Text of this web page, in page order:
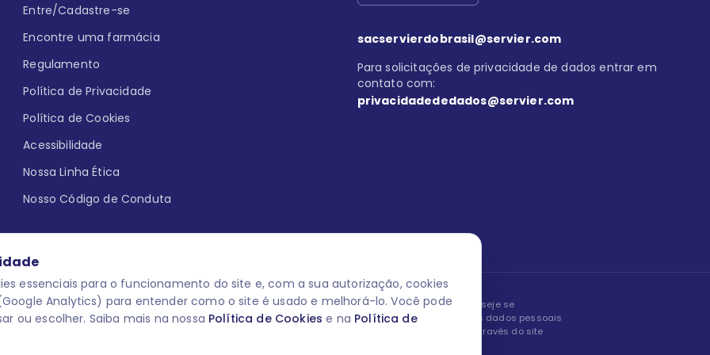
essenciais para o funcionamento do site e, com a sua autorização, cookies
Analytics) para entender como o site é usado e melhorá-lo. Você pode
ou escolher. Saiba mais na nossa Política de Cookies e na Política de
Entre/Cadastre-se
Encontre uma farmácia
Regulamento
Política de Privacidade
Política de Cookies
Acessibilidade
Nossa Linha Ética
Nosso Código de Conduta
sacservierdobrasil@servier.com
Para solicitações de privacidade de dados entrar em
contato com:
privacidadededados@servier.com
aqui uma reação adversa com
para o público leigo e para os
medicamentos. M-AS ONE-
O laboratório Servier do Brasil respeita os seus dados! Caso deseje se
descredenciar do Programa e apagar, editar ou corrigir os seus dados pessoais
você pode fazê-lo a qualquer momento entrando em contato através do site